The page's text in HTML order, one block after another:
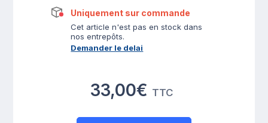
Uniquement sur commande
Cet article n'est pas en stock dans
nos entrepôts.
Demander le delai
33,00€ TTC